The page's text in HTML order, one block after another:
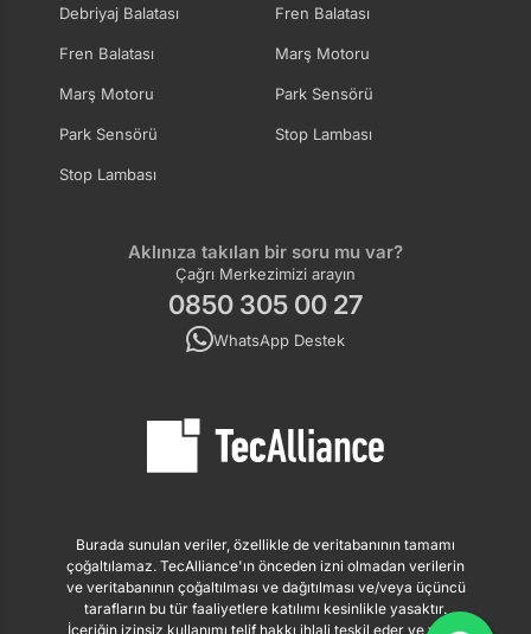
Debriyaj Balatası Fren Balatası
Fren Balatası Marş Motoru
Marş Motoru Park Sensörü
Park Sensörü Stop Lambası
Stop Lambası
Aklınıza takılan bir soru mu var?
Çağrı Merkezimizi arayın
0850 305 00 27
WhatsApp Destek
Burada sunulan veriler, özellikle de veritabanının tamamı
çoğaltılamaz. TecAlliance'ın önceden izni olmadan verilerin
ve veritabanının çoğaltılması ve dağıtılması ve/veya üçüncü
tarafların bu tür faaliyetlere katılımı kesinlikle yasaktır.
İçeriğin izinsiz kullanımı telif hakkı ihlali teşkil eder ve yasal